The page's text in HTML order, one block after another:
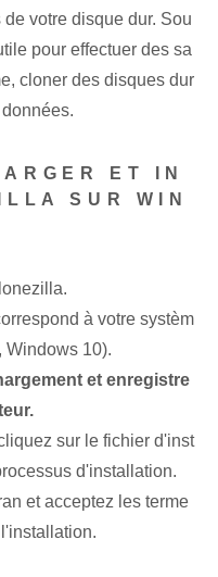
votre disque dur. Sou
pour effectuer des sa
cloner des disques dur
ET IN
SUR WIN
à votre systèm
Windows 10).
et enregistre
sur le fichier d'inst
d'installation.
et acceptez les terme